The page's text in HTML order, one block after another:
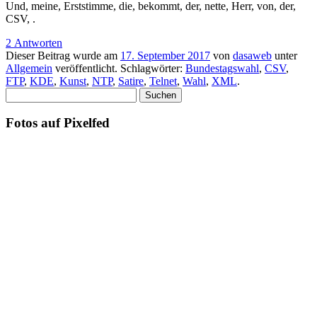
Und, meine, Erststimme, die, bekommt, der, nette, Herr, von, der,
CSV, .
2 Antworten
Dieser Beitrag wurde am 17. September 2017 von dasaweb unter
Allgemein veröffentlicht. Schlagwörter: Bundestagswahl, CSV,
FTP, KDE, Kunst, NTP, Satire, Telnet, Wahl, XML.
nach:
Fotos auf Pixelfed